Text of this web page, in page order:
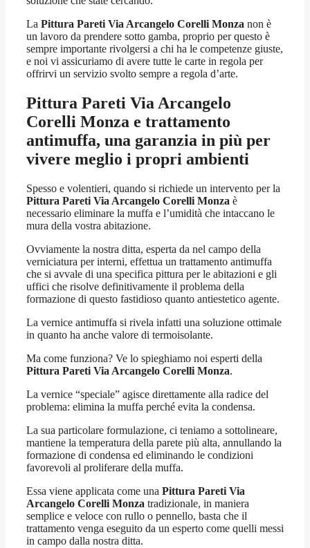
La Pittura Pareti Via Arcangelo Corelli Monza non è
un lavoro da prendere sotto gamba, proprio per questo è
sempre importante rivolgersi a chi ha le competenze giuste,
e noi vi assicuriamo di avere tutte le carte in regola per
offrirvi un servizio svolto sempre a regola d’arte.
Pittura Pareti Via Arcangelo
Corelli Monza e trattamento
antimuffa, una garanzia in più per
vivere meglio i propri ambienti
Spesso e volentieri, quando si richiede un intervento per la
Pittura Pareti Via Arcangelo Corelli Monza è
necessario eliminare la muffa e l’umidità che intaccano le
mura della vostra abitazione.
Ovviamente la nostra ditta, esperta da nel campo della
verniciatura per interni, effettua un trattamento antimuffa
che si avvale di una specifica pittura per le abitazioni e gli
uffici che risolve definitivamente il problema della
formazione di questo fastidioso quanto antiestetico agente.
La vernice antimuffa si rivela infatti una soluzione ottimale
in quanto ha anche valore di termoisolante.
Ma come funziona? Ve lo spieghiamo noi esperti della
Pittura Pareti Via Arcangelo Corelli Monza.
La vernice “speciale” agisce direttamente alla radice del
problema: elimina la muffa perché evita la condensa.
La sua particolare formulazione, ci teniamo a sottolineare,
mantiene la temperatura della parete più alta, annullando la
formazione di condensa ed eliminando le condizioni
favorevoli al proliferare della muffa.
Essa viene applicata come una Pittura Pareti Via
Arcangelo Corelli Monza tradizionale, in maniera
semplice e veloce con rullo o pennello, basta che il
trattamento venga eseguito da un esperto come quelli messi
in campo dalla nostra ditta.